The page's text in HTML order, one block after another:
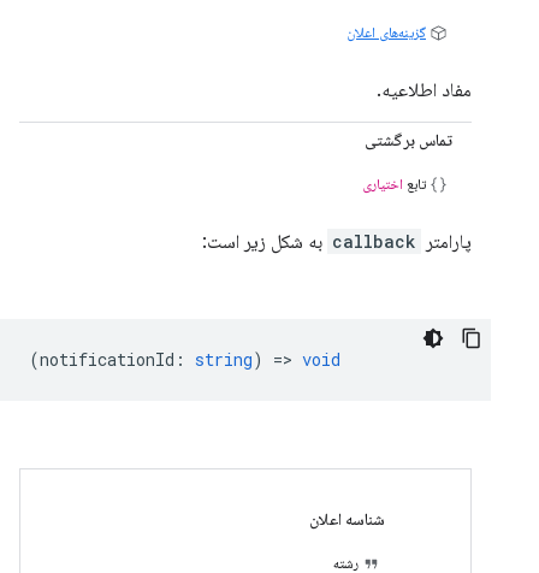
گزینه‌های اعلان
مفاد اطلاعیه.
تماس برگشتی
تابع اختیاری
پارامتر callback به شکل زیر است:
(notificationId : string) => void
شناسه اعلان
رشته